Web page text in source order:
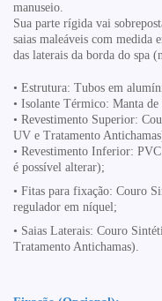
manuseio.
Sua parte rígida vai
saias maleáveis com medida
das laterais da borda do spa
• Estrutura: Tubos em
• Isolante Térmico: Manta
• Revestimento Superior:
UV e Tratamento
• Revestimento Inferior:
é possível alterar);
• Fitas para fixação: Couro
regulador em níquel;
• Saias Laterais: Couro
Tratamento Antichamas).